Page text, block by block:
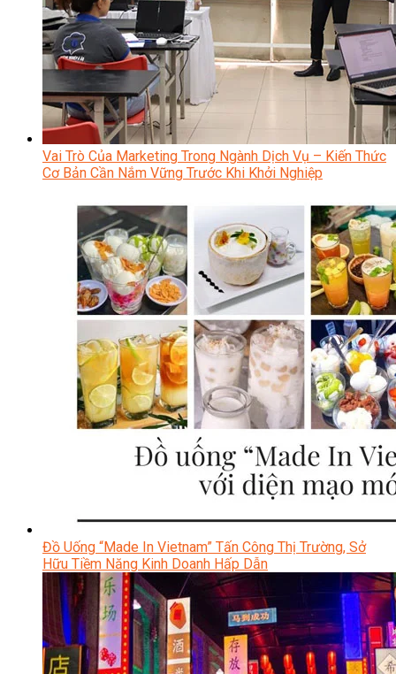
Vai Trò Của Marketing Trong Ngành Dịch Vụ – Kiến Thức
Cơ Bản Cần Nắm Vững Trước Khi Khởi Nghiệp
Đồ Uống “Made In Vietnam” Tấn Công Thị Trường, Sở
Hữu Tiềm Năng Kinh Doanh Hấp Dẫn